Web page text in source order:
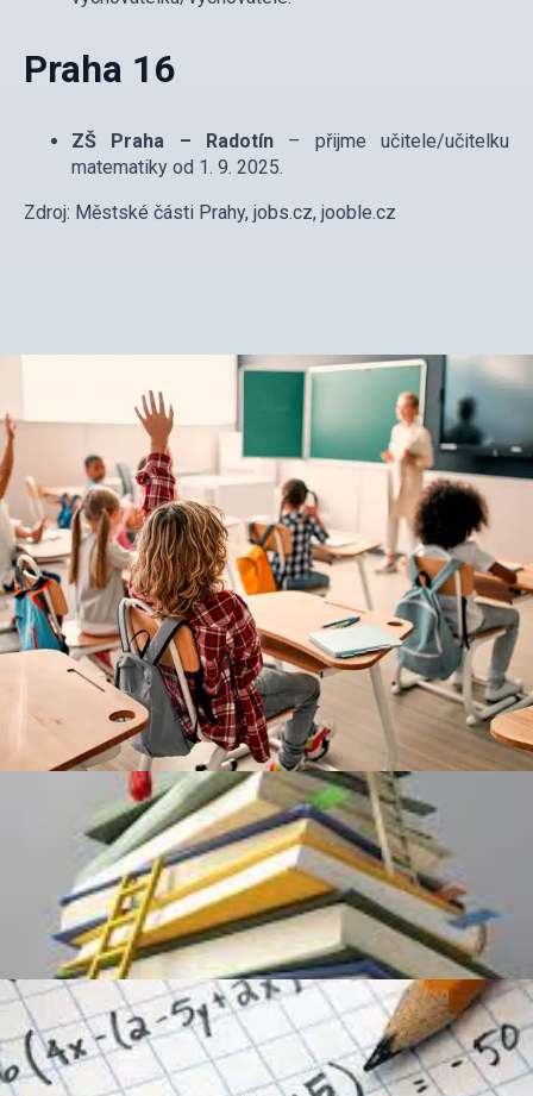
Praha 16
ZŠ Praha – Radotín – přijme učitele/učitelku
matematiky od 1. 9. 2025.
Zdroj: Městské části Prahy, jobs.cz, jooble.cz